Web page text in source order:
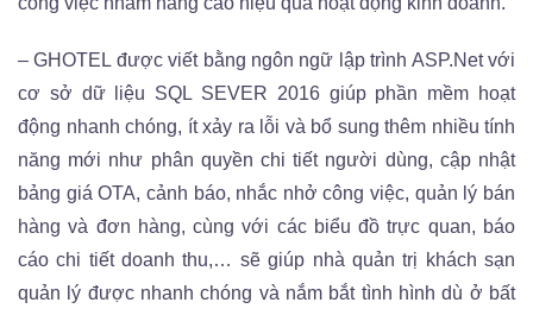
– GHOTEL được viết bằng ngôn ngữ lập trình ASP.Net với
cơ sở dữ liệu SQL SEVER 2016 giúp phần mềm hoạt
động nhanh chóng, ít xảy ra lỗi và bổ sung thêm nhiều tính
năng mới như phân quyền chi tiết người dùng, cập nhật
bảng giá OTA, cảnh báo, nhắc nhở công việc, quản lý bán
hàngvà đơn hàng, cùng với các biểu đồ trực quan, báo
cáo chi tiết doanh thu,… sẽ giúp nhà quản trị khách sạn
quản lý được nhanh chóng và nắm bắt tình hình dù ở bất